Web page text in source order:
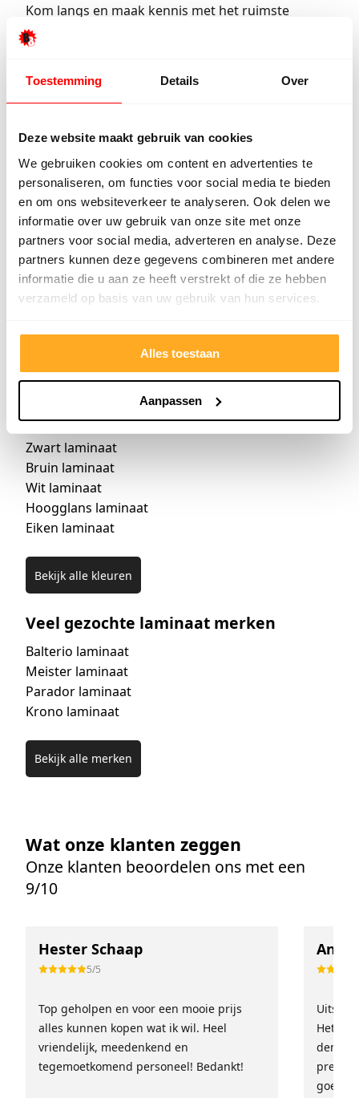
Toestemming Details Over
Deze website maakt gebruik van cookies
We gebruiken cookies om content en advertenties te
personaliseren, om functies voor social media te bieden
en om ons websiteverkeer te analyseren. Ook delen we
informatie over uw gebruik van onze site met onze
partners voor social media, adverteren en analyse. Deze
partners kunnen deze gegevens combineren met andere
informatie die u aan ze heeft verstrekt of die ze hebben
verzameld op basis van uw gebruik van hun services.
Alles toestaan
Aanpassen
Kom langs en maak kennis met het ruimste
assortiment laminaat en houten vloeren.
Kom naar de fabriek
Veel gezochte laminaatvloeren
Veel gezochte laminaat soorten
Klik laminaat
Visgraat laminaat
PVC laminaat
Breed laminaat
Bekijk alle soorten
Veel gezochte laminaat kleuren
Zwart laminaat
Bruin laminaat
Wit laminaat
Hoogglans laminaat
Eiken laminaat
Bekijk alle kleuren
Veel gezochte laminaat merken
Balterio laminaat
Meister laminaat
Parador laminaat
Krono laminaat
Bekijk alle merken
Wat onze klanten zeggen
Onze klanten beoordelen ons met een
9/10
Hester Schaap
5/5
Top geholpen en voor een mooie prijs
alles kunnen kopen wat ik wil. Heel
vriendelijk, meedenkend en
tegemoetkomend personeel! Bedankt!
Anne
Het
denkt
goed